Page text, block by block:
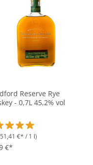
5 Sternen
Reserve Rye
- 0,7L 45,2% vol
Bewertung
€* / 1 l)
€*